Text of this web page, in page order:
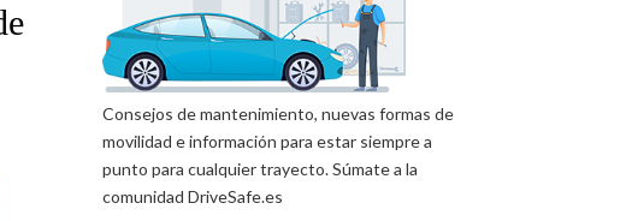
Consejos de mantenimiento, nuevas formas de
movilidad e información para estar siempre a
punto para cualquier trayecto. Súmate a la
comunidad DriveSafe.es